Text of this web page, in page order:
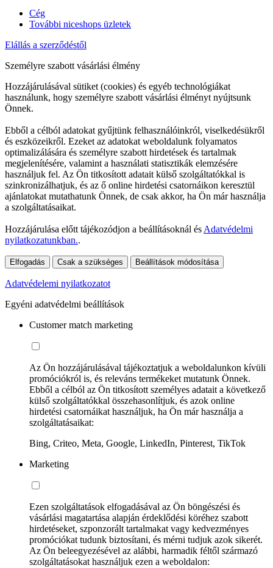
Cég
További niceshops üzletek
Elállás a szerződéstől
Személyre szabott vásárlási élmény
Hozzájárulásával sütiket (cookies) és egyéb technológiákat
használunk, hogy személyre szabott vásárlási élményt nyújtsunk
Önnek.
Ebből a célból adatokat gyűjtünk felhasználóinkról, viselkedésükről
és eszközeikről. Ezeket az adatokat weboldalunk folyamatos
optimalizálására és személyre szabott hirdetések és tartalmak
megjelenítésére, valamint a használati statisztikák elemzésére
használjuk fel. Az Ön titkosított adatait külső szolgáltatókkal is
szinkronizálhatjuk, és az ő online hirdetési csatornáikon keresztül
ajánlatokat mutathatunk Önnek, de csak akkor, ha Ön már használja
a szolgáltatásaikat.
Hozzájárulása előtt tájékozódjon a beállításoknál és Adatvédelmi
nyilatkozatunkban..
Elfogadás Csak a szükséges Beállítások módosítása
Adatvédelemi nyilatkozatot
Egyéni adatvédelmi beállítások
Customer match marketing
Az Ön hozzájárulásával tájékoztatjuk a weboldalunkon kívüli
promóciókról is, és releváns termékeket mutatunk Önnek.
Ebből a célból az Ön titkosított személyes adatait a következő
külső szolgáltatókkal összehasonlítjuk, és azok online
hirdetési csatornáikat használjuk, ha Ön már használja a
szolgáltatásaikat:
Bing, Criteo, Meta, Google, LinkedIn, Pinterest, TikTok
Marketing
Ezen szolgáltatások elfogadásával az Ön böngészési és
vásárlási magatartása alapján érdeklődési köréhez szabott
hirdetéseket, szponzorált tartalmakat vagy kedvezményes
promóciókat tudunk biztosítani, és mérni tudjuk azok sikerét.
Az Ön beleegyezésével az alábbi, harmadik féltől származó
szolgáltatásokat használjuk ezen a weboldalon: